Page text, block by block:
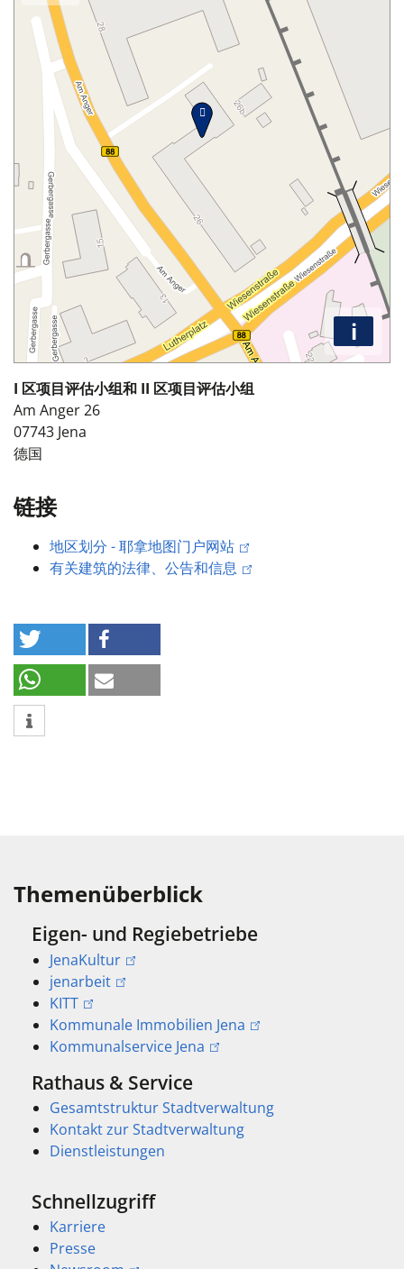
i
I 区项目评估小组和 II 区项目评估小组
Am Anger 26
07743 Jena
德国
链接
地区划分 - 耶拿地图门户网站
有关建筑的法律、公告和信息
Themenüberblick
Eigen- und Regiebetriebe
JenaKultur
jenarbeit
KITT
Kommunale Immobilien Jena
Kommunalservice Jena
Rathaus & Service
Gesamtstruktur Stadtverwaltung
Kontakt zur Stadtverwaltung
Dienstleistungen
Schnellzugriff
Karriere
Presse